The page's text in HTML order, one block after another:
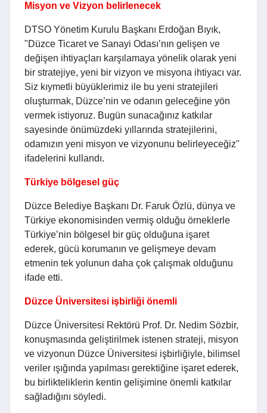
Misyon ve Vizyon belirlenecek
DTSO Yönetim Kurulu Başkanı Erdoğan Bıyık,
"Düzce Ticaret ve Sanayi Odası’nın gelişen ve
değişen ihtiyaçları karşılamaya yönelik olarak yeni
bir stratejiye, yeni bir vizyon ve misyona ihtiyacı var.
Siz kıymetli büyüklerimiz ile bu yeni stratejileri
oluşturmak, Düzce’nin ve odanın geleceğine yön
vermek istiyoruz. Bugün sunacağınız katkılar
sayesinde önümüzdeki yıllarında stratejilerini,
odamızın yeni misyon ve vizyonunu belirleyeceğiz"
ifadelerini kullandı.
Türkiye bölgesel güç
Düzce Belediye Başkanı Dr. Faruk Özlü, dünya ve
Türkiye ekonomisinden vermiş olduğu örneklerle
Türkiye’nin bölgesel bir güç olduğuna işaret
ederek, gücü korumanın ve gelişmeye devam
etmenin tek yolunun daha çok çalışmak olduğunu
ifade etti.
Düzce Üniversitesi işbirliği önemli
Düzce Üniversitesi Rektörü Prof. Dr. Nedim Sözbir,
konuşmasında geliştirilmek istenen strateji, misyon
ve vizyonun Düzce Üniversitesi işbirliğiyle, bilimsel
veriler ışığında yapılması gerektiğine işaret ederek,
bu birlikteliklerin kentin gelişimine önemli katkılar
sağladığını söyledi.